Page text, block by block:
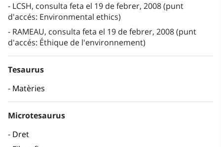
LCSH, consulta feta el 19 de febrer, 2008 (punt
d'accés: Environmental ethics)
RAMEAU, consulta feta el 19 de febrer, 2008 (punt
d'accés: Éthique de l'environnement)
Tesaurus
Matèries
Microtesaurus
Dret